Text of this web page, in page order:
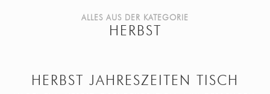
ALLES AUS DER KATEGORIE
HERBST
HERBST JAHRESZEITEN TISCH